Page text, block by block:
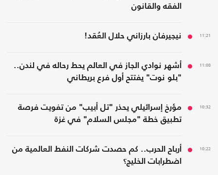
الفقه والقانون
11:21 نيجيرفان بارزاني حلال العُقد!
11:08
أشهر نوادي الجاز في العالم يحط رحاله في لندن..
"بلو نوت" يفتتح أول فرع بريطاني
10:32
مؤرخ إسرائيلي يحذر "تل أبيب" من تفويت فرصة
تطبيق خطة "مجلس السلام" في غزة
10:22
أرباح الحرب.. كم حصدت شركات النفط العالمية من
اضطرابات الخليج؟